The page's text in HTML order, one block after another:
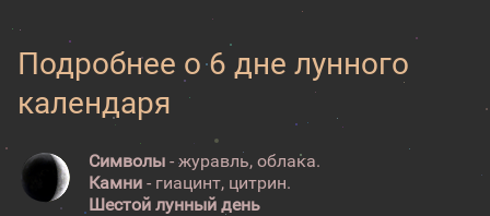
Подробнее о 6 дне лунного
календаря
Символы - журавль, облака.
Камни - гиацинт, цитрин.
Шестой лунный день